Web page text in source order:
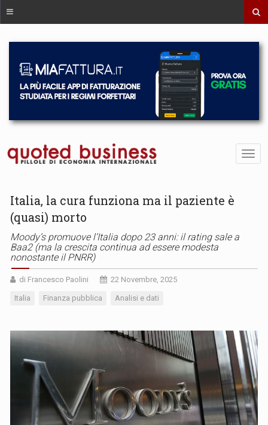
Italia, la cura funziona ma il paziente è
(quasi) morto
Moody’s promuove l’Italia dopo 23 anni: il rating sale a
Baa2 (ma la crescita continua ad essere modesta
nonostante il PNRR)
di Francesco Paolini 22 Novembre, 2025
Italia Finanza pubblica Analisi e dati